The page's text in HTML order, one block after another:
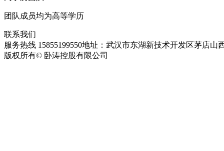
团队成员均为高等学历
联系我们
服务热线 15855199550地址：武汉市东湖新技术开发区茅店山
版权所有© 卧涛控股有限公司